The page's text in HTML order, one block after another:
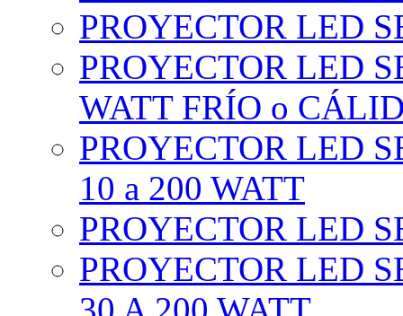
PROYECTOR LED
PROYECTOR LED
WATT FRÍO o
PROYECTOR LED
10 a 200 WATT
PROYECTOR LED
PROYECTOR LED